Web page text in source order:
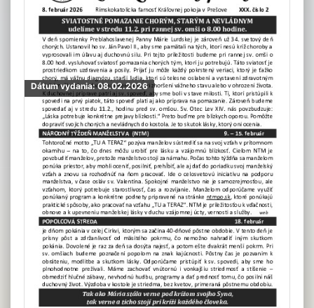
Dátum vydania: 08.02.2026